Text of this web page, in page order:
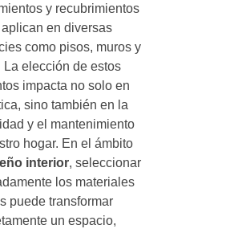
y recubrimientos
en diversas
como pisos, muros y
La elección de estos
impacta no solo en
sino también en la
y el mantenimiento
hogar. En el ámbito
interior, seleccionar
los materiales
puede transformar
un espacio,